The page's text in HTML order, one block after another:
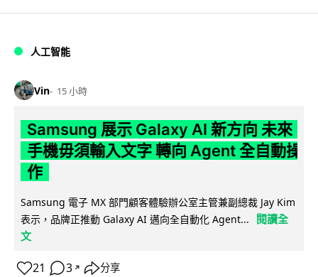
人工智能
Vin 15 小時
Samsung 展示 Galaxy AI 新方向 未來
手機毋須輸入文字 轉向 Agent 全自動操
作
Samsung 電子 MX 部門顧客體驗辦公室主管兼副總裁 Jay Kim
表示，品牌正推動 Galaxy AI 邁向全自動化 Agent...
閱讀全
文
21 3 ↗ 分享